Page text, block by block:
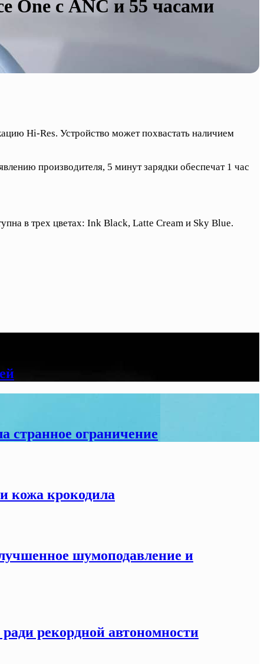
One с ANC и 55 часами
Hi-Res. Устройство может похвастать наличием
производителя, 5 минут зарядки обеспечат 1 час
в трех цветах: Ink Black, Latte Cream и Sky Blue.
странное ограничение
кожа крокодила
шумоподавление и
рекордной автономности